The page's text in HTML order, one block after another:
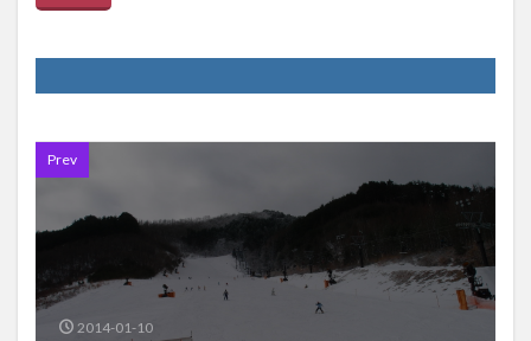
Prev
2014-01-10